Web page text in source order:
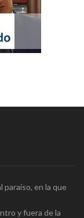
paraíso, en la que
y fuera de la